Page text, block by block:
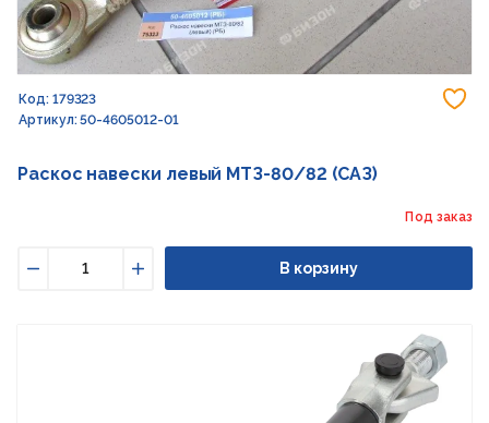
Код: 179323
Артикул: 50-4605012-01
Раскос навески левый МТЗ-80/82 (САЗ)
Под заказ
Увеличить
В корзину